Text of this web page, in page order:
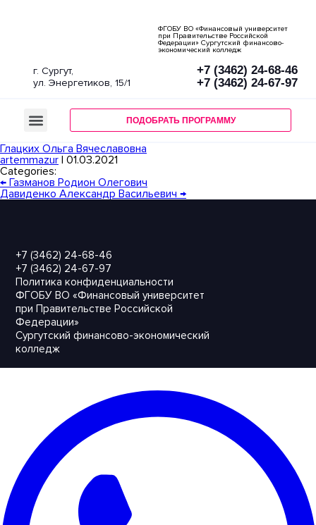
ФГОБУ ВО «Финансовый университет
при Правительстве Российской
Федерации» Сургутский финансово-
экономический колледж
г. Сургут,
ул. Энергетиков, 15/1
+7 (3462) 24-68-46
+7 (3462) 24-67-97
ПОДОБРАТЬ ПРОГРАММУ
Глацких Ольга Вячеславовна
artemmazur | 01.03.2021
Categories:
← Газманов Родион Олегович
Давиденко Александр Васильевич →
+7 (3462) 24-68-46
+7 (3462) 24-67-97
Политика конфиденциальности
ФГОБУ ВО «Финансовый университет
при Правительстве Российской
Федерации»
Сургутский финансово-экономический
колледж